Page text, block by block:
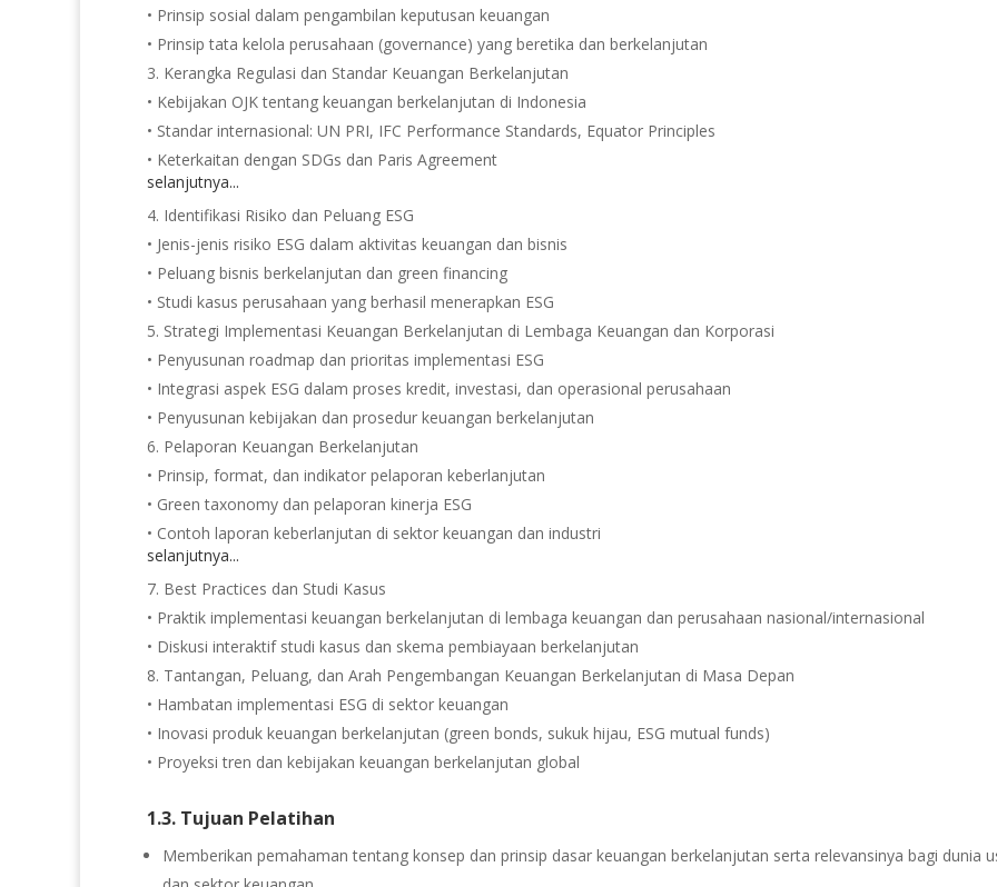
• Prinsip sosial dalam pengambilan keputusan keuangan
• Prinsip tata kelola perusahaan (governance) yang beretika dan berkelanjutan
Kerangka Regulasi dan Standar Keuangan Berkelanjutan
• Kebijakan OJK tentang keuangan berkelanjutan di Indonesia
• Standar internasional: UN PRI, IFC Performance Standards, Equator Principles
• Keterkaitan dengan SDGs dan Paris Agreement
selanjutnya...
Identifikasi Risiko dan Peluang ESG
• Jenis-jenis risiko ESG dalam aktivitas keuangan dan bisnis
• Peluang bisnis berkelanjutan dan green financing
• Studi kasus perusahaan yang berhasil menerapkan ESG
Strategi Implementasi Keuangan Berkelanjutan di Lembaga Keuangan dan Korporasi
• Penyusunan roadmap dan prioritas implementasi ESG
• Integrasi aspek ESG dalam proses kredit, investasi, dan operasional perusahaan
• Penyusunan kebijakan dan prosedur keuangan berkelanjutan
Pelaporan Keuangan Berkelanjutan
• Prinsip, format, dan indikator pelaporan keberlanjutan
• Green taxonomy dan pelaporan kinerja ESG
• Contoh laporan keberlanjutan di sektor keuangan dan industri
selanjutnya...
Best Practices dan Studi Kasus
• Praktik implementasi keuangan berkelanjutan di lembaga keuangan dan perusahaan nasional/internasional
• Diskusi interaktif studi kasus dan skema pembiayaan berkelanjutan
Tantangan, Peluang, dan Arah Pengembangan Keuangan Berkelanjutan di Masa Depan
• Hambatan implementasi ESG di sektor keuangan
• Inovasi produk keuangan berkelanjutan (green bonds, sukuk hijau, ESG mutual funds)
• Proyeksi tren dan kebijakan keuangan berkelanjutan global
1.3. Tujuan Pelatihan
Memberikan pemahaman tentang konsep dan prinsip dasar keuangan berkelanjutan serta relevansinya bagi dunia